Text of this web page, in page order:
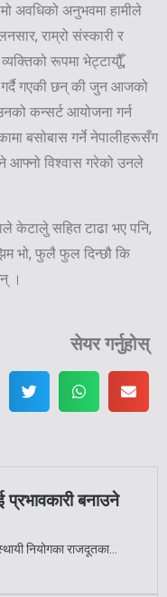
अवधिको अनुभवमा हामीले
राम्रो संस्कारी र
रूपमा भेट्टायौूँ,
गएकी छन् की जुन आजको
कन्सर्ट आयोजना गर्न
बसोबास गर्ने नेपालीहरूसँग
आफ्नो विश्वास गरेको उनले
केटालेु सहित टाढा भए पनि,
भो, फुलै फुल दिन्छौ कि
।
सेयर गर्नुहोस्
बनाउने
नियोगका राजदूतका...